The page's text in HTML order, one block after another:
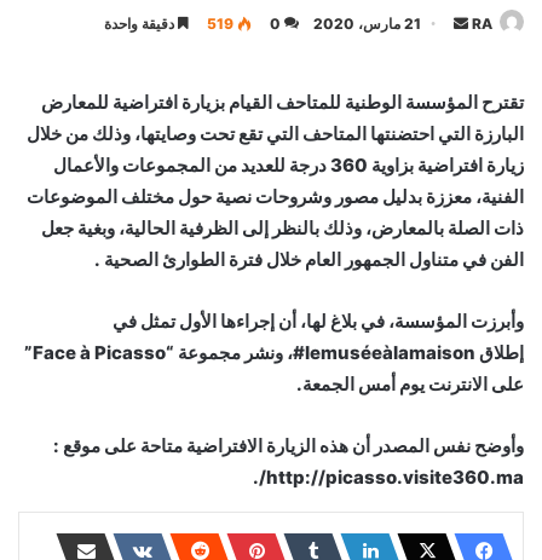
RA
أرسل 21 مارس، 2020 0
519 دقيقة واحدة
تقترح المؤسسة الوطنية للمتاحف القيام بزيارة افتراضية للمعارض
البارزة التي احتضنتها المتاحف التي تقع تحت وصايتها، وذلك من خلال
زيارة افتراضية بزاوية 360 درجة للعديد من المجموعات والأعمال
الفنية، معززة بدليل مصور وشروحات نصية حول مختلف الموضوعات
ذات الصلة بالمعارض، وذلك بالنظر إلى الظرفية الحالية، وبغية جعل
الفن في متناول الجمهور العام خلال فترة الطوارئ الصحية .
وأبرزت المؤسسة، في بلاغ لها، أن إجراءها الأول تمثل في
إطلاق lemuséeàlamaison#، ونشر مجموعة “Face à Picasso”
على الانترنت يوم أمس الجمعة.
وأوضح نفس المصدر أن هذه الزيارة الافتراضية متاحة على موقع :
http://picasso.visite360.ma/.